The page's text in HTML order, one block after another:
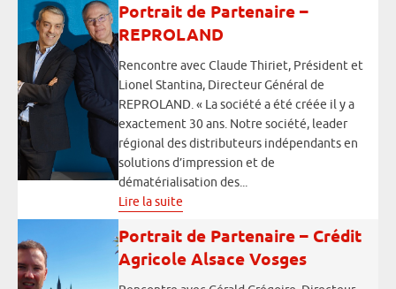
Portrait de Partenaire –
REPROLAND
Rencontre avec Claude Thiriet, Président et
Lionel Stantina, Directeur Général de
REPROLAND. « La société a été créée il y a
exactement 30 ans. Notre société, leader
régional des distributeurs indépendants en
solutions d’impression et de
dématérialisation des...
Lire la suite
Portrait de Partenaire – Crédit
Agricole Alsace Vosges